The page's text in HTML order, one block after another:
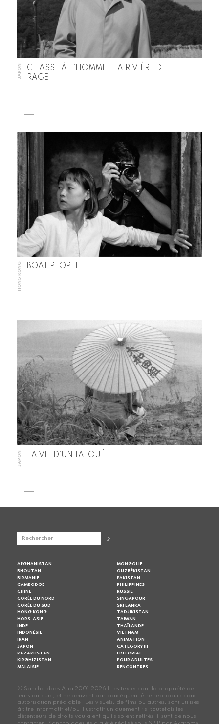
JAPON
CHASSE À L’HOMME : LA RIVIÈRE DE
RAGE
HONG KONG BOAT PEOPLE
JAPON LA VIE D’UN TATOUÉ
AFGHANISTAN
BHOUTAN
BIRMANIE
CAMBODGE
CHINE
CORÉE DU NORD
CORÉE DU SUD
HONG KONG
HORS-ASIE
INDE
INDONÉSIE
IRAN
JAPON
KAZAKHSTAN
KIRGHIZISTAN
MALAISIE
MONGOLIE
OUZBÉKISTAN
PAKISTAN
PHILIPPINES
RUSSIE
SINGAPOUR
SRI LANKA
TADJIKISTAN
TAIWAN
THAÏLANDE
VIETNAM
ANIMATION
CATEGORY III
EDITORIAL
POUR ADULTES
RENCONTRES
© Sancho does Asia 2001-2026 | Les textes sont la propriété de
leurs auteurs, et ne peuvent par conséquent être reproduits sans
autorisation préalable | Les visuels, de films ou autres, sont utilisés
à titre informatif et/ou illustratif uniquement ; si toutefois les
détenteurs de droits voulaient qu'ils soient retirés, il suffit de nous
contacter | Sancho does Asia a été réalisé sous SPiP par Akatomy,